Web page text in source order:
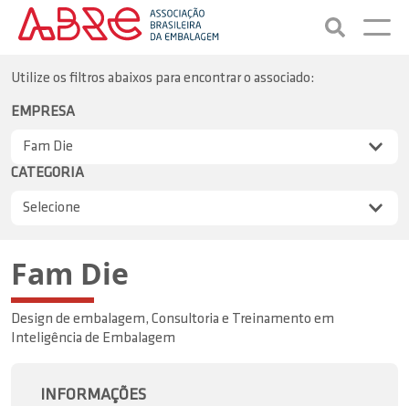
Utilize os filtros abaixos para encontrar o associado:
EMPRESA
CATEGORIA
Fam Die
Design de embalagem, Consultoria e Treinamento em
Inteligência de Embalagem
INFORMAÇÕES